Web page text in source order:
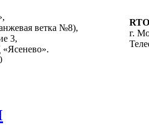
ветка №8),
3,
г.